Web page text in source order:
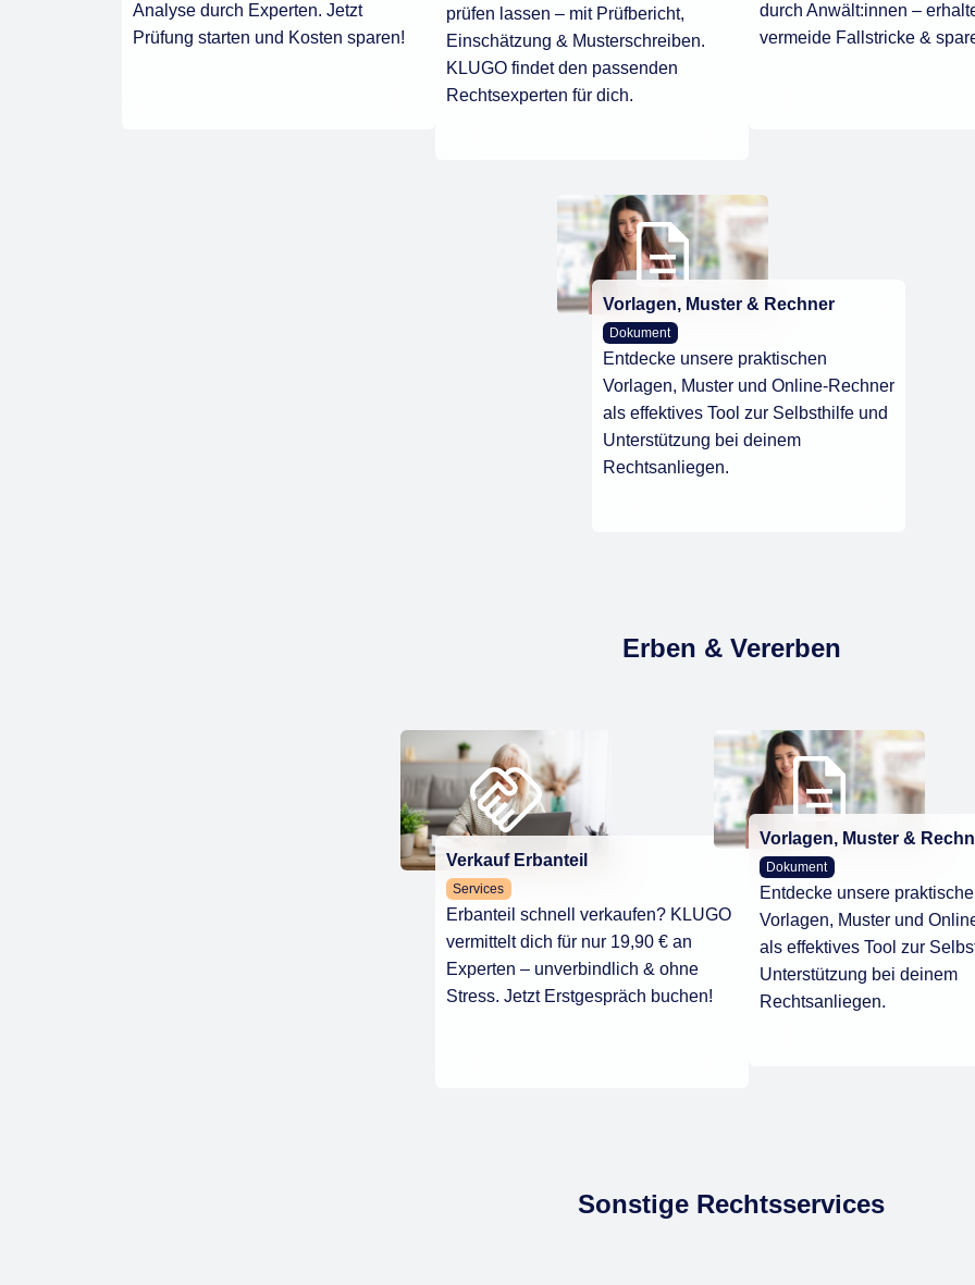
Analyse durch Experten. Jetzt
Prüfung starten und Kosten sparen!
prüfen lassen – mit Prüfbericht,
Einschätzung & Musterschreiben.
KLUGO findet den passenden
Rechtsexperten für dich.
durch Anwält:innen –
vermeide Fallstricke &
Vorlagen, Muster & Rechner
Dokument
Entdecke unsere praktischen
Vorlagen, Muster und Online-Rechner
als effektives Tool zur Selbsthilfe und
Unterstützung bei deinem
Rechtsanliegen.
Erben & Vererben
Verkauf Erbanteil
Services
Erbanteil schnell verkaufen? KLUGO
vermittelt dich für nur 19,90 € an
Experten – unverbindlich & ohne
Stress. Jetzt Erstgespräch buchen!
Vorlagen, Muster &
Dokument
Entdecke unsere
Vorlagen, Muster und
als effektives Tool zur
Unterstützung bei deinem
Rechtsanliegen.
Sonstige Rechtsservices